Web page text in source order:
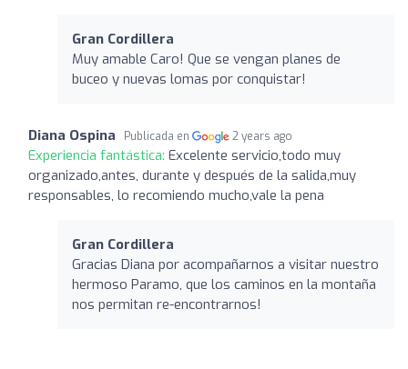
Gran Cordillera
Muy amable Caro! Que se vengan planes de
buceo y nuevas lomas por conquistar!
Diana Ospina Publicada en 2 years ago
Experiencia fantástica: Excelente servicio,todo muy
organizado,antes, durante y después de la salida,muy
responsables, lo recomiendo mucho,vale la pena
Gran Cordillera
Gracias Diana por acompañarnos a visitar nuestro
hermoso Paramo, que los caminos en la montaña
nos permitan re-encontrarnos!